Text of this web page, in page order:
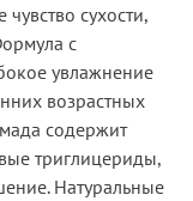
сухости,
с
увлажнение
возрастных
содержит
триглицериды,
Натуральные